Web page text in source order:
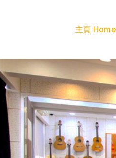
主頁 Home